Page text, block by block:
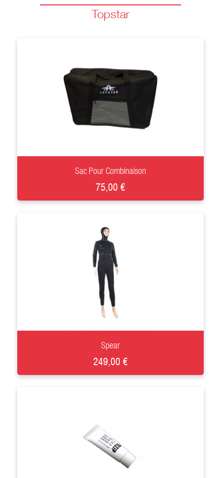
Topstar
+
Sac Pour Combinaison
75,00 €
+
Spear
249,00 €